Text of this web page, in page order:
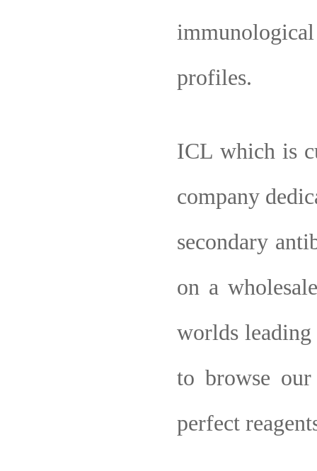
profiles.
ICL which is
company
secondary
on a
worlds
to browse
perfect